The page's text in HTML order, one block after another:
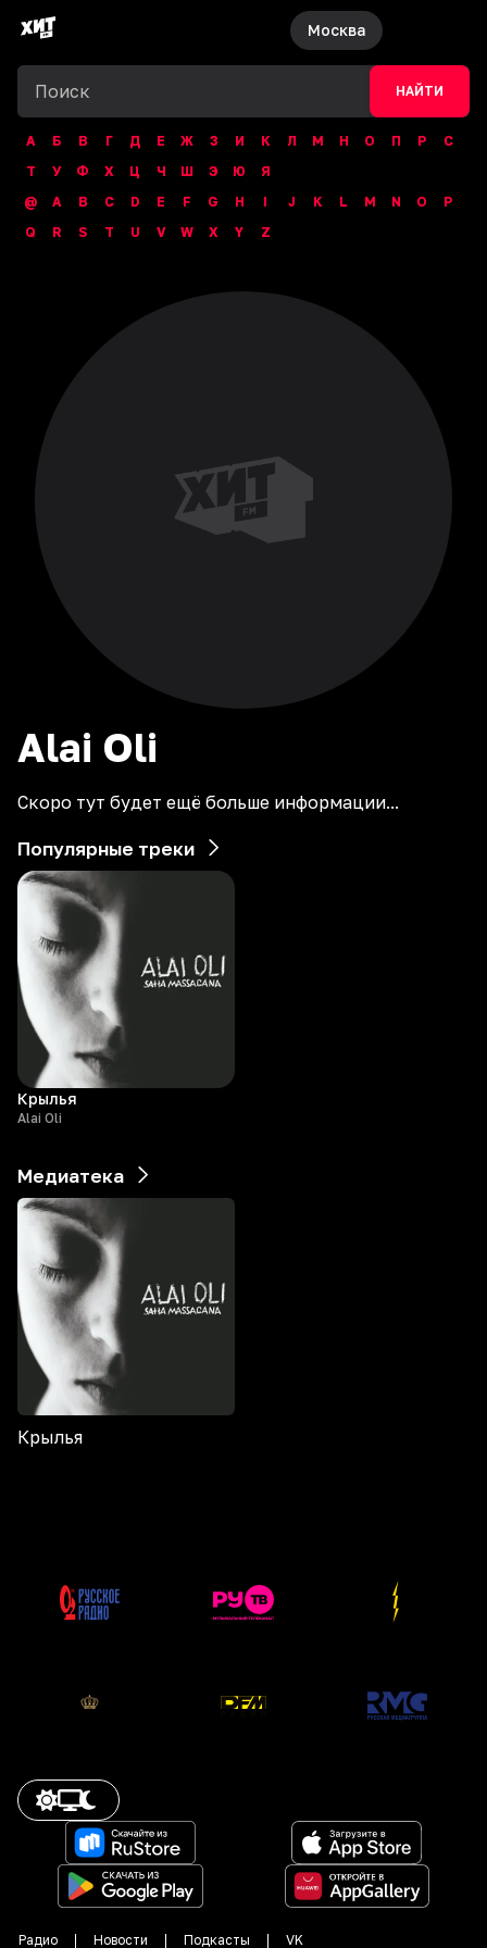
Москва
НАЙТИ
А Б В Г Д Е Ж З И К Л М Н О П Р
С
Т
У Ф Х Ц Ч Ш Э Ю
Я
@
A B C D E F G H I J K L M N O
P
Q
R S T U V W X Y Z
Alai Oli
Скоро тут будет ещё больше информации...
Популярные треки
Крылья
Alai Oli
Медиатека
Крылья
Радио Новости Подкасты VK